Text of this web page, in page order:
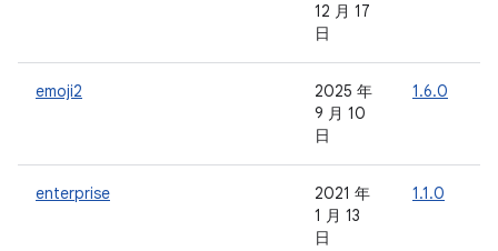
12 月 17
日
emoji2
2025 年
9 月 10
日
1.6.0
enterprise
2021 年
1 月 13
日
1.1.0